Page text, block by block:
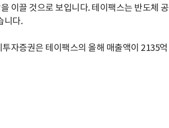
이끌 것으로 보입니다. 테이팩스는 반도체 공
니다.
자증권은 테이팩스의 올해 매출액이 2135억